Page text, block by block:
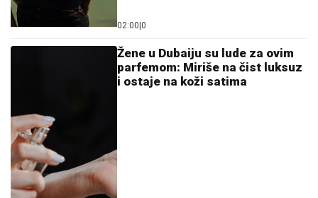
02:00|0
Žene u Dubaiju su lude za ovim
parfemom: Miriše na čist luksuz
i ostaje na koži satima